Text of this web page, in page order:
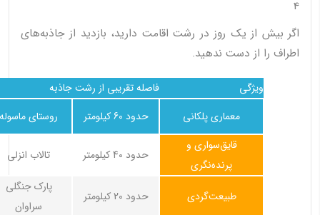
4
اگر بیش از یک روز در رشت اقامت دارید، بازدید از جاذبه‌های
اطراف را از دست ندهید.
جاذبهفاصله تقریبی از رشت
ویژگی
روستای ماسوله
حدود 60 کیلومتر معماری پلکانی
تالاب انزلی حدود 40 کیلومتر
قایق‌سواری و
پرنده‌نگری
پارک جنگلی
سراوان
حدود 20 کیلومتر طبیعت‌گردی